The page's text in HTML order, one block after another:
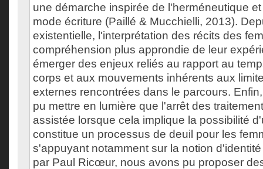
une démarche inspirée de l'herméneutique
mode écriture (Paillé & Mucchielli, 2013).
existentielle, l'interprétation des récits des
compréhension plus approndie de leur
émerger des enjeux reliés au rapport au
corps et aux mouvements inhérents aux
externes rencontrées dans le parcours.
pu mettre en lumière que l'arrêt des
assistée lorsque cela implique la possibilité
constitue un processus de deuil pour les
s'appuyant notamment sur la notion
par Paul Ricœur, nous avons pu proposer